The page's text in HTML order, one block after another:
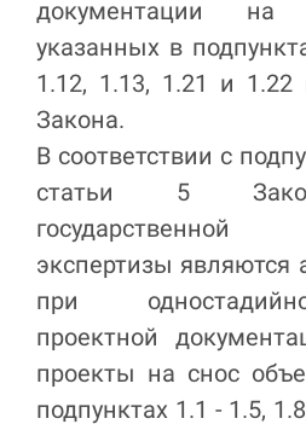
документации на
указанных в
1.12, 1.13, 1.21 и 1.22
Закона.
В соответствии с
статьи 5
государственной
экспертизы являются
при
проектной
проекты на снос
подпунктах 1.1 - 1.5,